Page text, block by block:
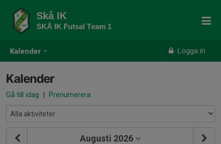
Kalender Logga in
Skå IK
SKÅ IK Futsal Team 1
Kalender
Gå till idag | Prenumerera
Augusti 2026